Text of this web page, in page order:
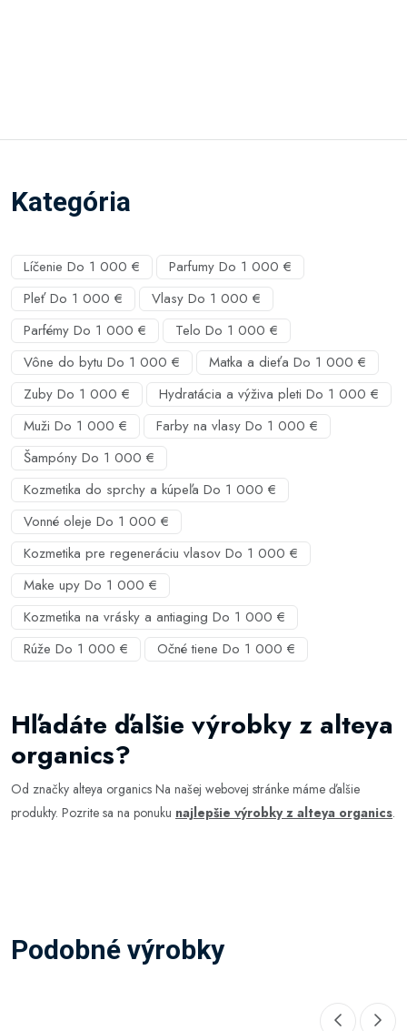
Kategória
Líčenie Do 1 000 €
Parfumy Do 1 000 €
Pleť Do 1 000 €
Vlasy Do 1 000 €
Parfémy Do 1 000 €
Telo Do 1 000 €
Vône do bytu Do 1 000 €
Matka a dieťa Do 1 000 €
Zuby Do 1 000 €
Hydratácia a výživa pleti Do 1 000 €
Muži Do 1 000 €
Farby na vlasy Do 1 000 €
Šampóny Do 1 000 €
Kozmetika do sprchy a kúpeľa Do 1 000 €
Vonné oleje Do 1 000 €
Kozmetika pre regeneráciu vlasov Do 1 000 €
Make upy Do 1 000 €
Kozmetika na vrásky a antiaging Do 1 000 €
Rúže Do 1 000 €
Očné tiene Do 1 000 €
Hľadáte ďalšie výrobky z alteya
organics?
Od značky alteya organics Na našej webovej stránke máme ďalšie
produkty. Pozrite sa na ponuku najlepšie výrobky z alteya organics.
Podobné výrobky